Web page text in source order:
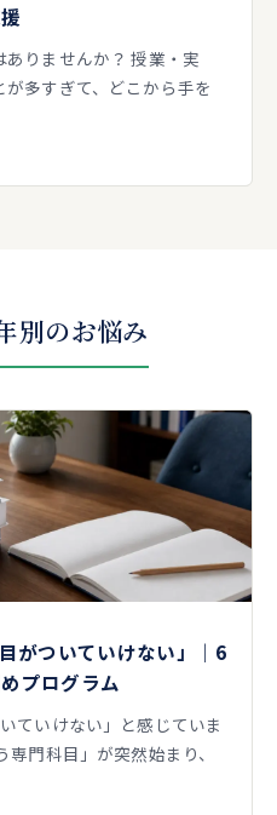
りませんか？ 授業・実
多すぎて、どこから手を
のお悩み
がついていけない」｜6
プログラム
ていけない」と感じていま
門科目」が突然始まり、